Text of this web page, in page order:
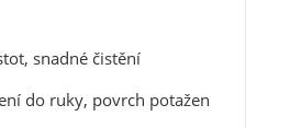
snadné čistění
do ruky, povrch potažen